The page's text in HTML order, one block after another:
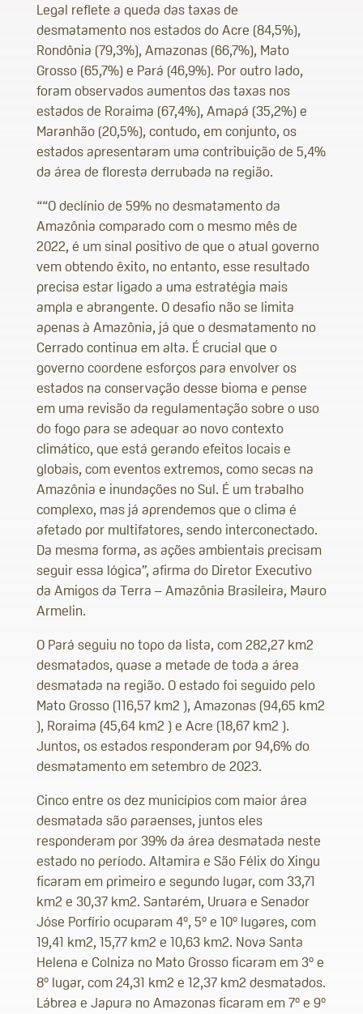
Legal reflete a queda das taxas de
desmatamento nos estados do Acre (84,5%),
Rondônia (79,3%), Amazonas (66,7%), Mato
Grosso (65,7%) e Pará (46,9%). Por outro lado,
foram observados aumentos das taxas nos
estados de Roraima (67,4%), Amapá (35,2%) e
Maranhão (20,5%), contudo, em conjunto, os
estados apresentaram uma contribuição de 5,4%
da área de floresta derrubada na região.
““O declínio de 59% no desmatamento da
Amazônia comparado com o mesmo mês de
2022, é um sinal positivo de que o atual governo
vem obtendo êxito, no entanto, esse resultado
precisa estar ligado a uma estratégia mais
ampla e abrangente. O desafio não se limita
apenas à Amazônia, já que o desmatamento no
Cerrado continua em alta. É crucial que o
governo coordene esforços para envolver os
estados na conservação desse bioma e pense
em uma revisão da regulamentação sobre o uso
do fogo para se adequar ao novo contexto
climático, que está gerando efeitos locais e
globais, com eventos extremos, como secas na
Amazônia e inundações no Sul. É um trabalho
complexo, mas já aprendemos que o clima é
afetado por multifatores, sendo interconectado.
Da mesma forma, as ações ambientais precisam
seguir essa lógica”, afirma do Diretor Executivo
da Amigos da Terra – Amazônia Brasileira, Mauro
Armelin.
O Pará seguiu no topo da lista, com 282,27 km2
desmatados, quase a metade de toda a área
desmatada na região. O estado foi seguido pelo
Mato Grosso (116,57 km2 ), Amazonas (94,65 km2
), Roraima (45,64 km2 ) e Acre (18,67 km2 ).
Juntos, os estados responderam por 94,6% do
desmatamento em setembro de 2023.
Cinco entre os dez municípios com maior área
desmatada são paraenses, juntos eles
responderam por 39% da área desmatada neste
estado no período. Altamira e São Félix do Xingu
ficaram em primeiro e segundo lugar, com 33,71
km2 e 30,37 km2. Santarém, Uruara e Senador
Jóse Porfírio ocuparam 4º, 5º e 10º lugares, com
19,41 km2, 15,77 km2 e 10,63 km2. Nova Santa
Helena e Colniza no Mato Grosso ficaram em 3º e
8º lugar, com 24,31 km2 e 12,37 km2 desmatados.
Lábrea e Japura no Amazonas ficaram em 7º e 9º